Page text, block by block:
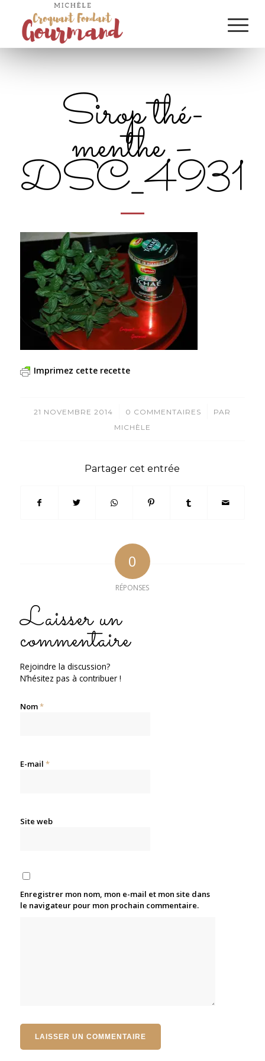
Sirop thé-
menthe –
Imprimez cette recette
21 NOVEMBRE 2014
/ 0 COMMENTAIRES
/
PAR
MICHÈLE
Partager cet entrée
0
RÉPONSES
Laisser un
commentaire
Rejoindre la discussion?
N’hésitez pas à contribuer !
Nom*
E-mail *
Site web
Enregistrer mon nom, mon e-mail et mon site dans
le navigateur pour mon prochain commentaire.